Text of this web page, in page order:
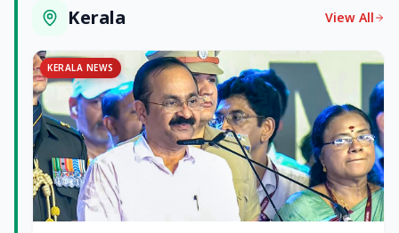
Kerala View All
KERALA NEWS